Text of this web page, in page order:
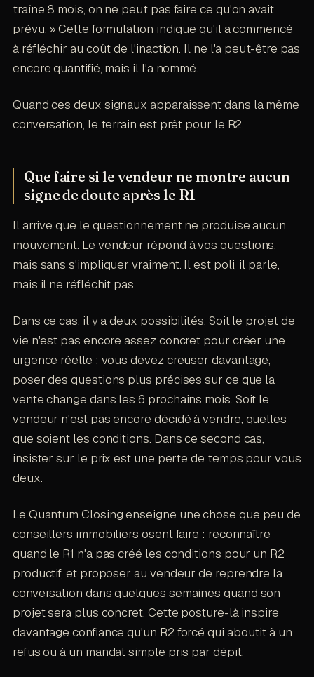
traîne 8 mois, on ne peut pas faire ce qu'on avait
prévu. » Cette formulation indique qu'il a commencé
à réfléchir au coût de l'inaction. Il ne l'a peut-être pas
encore quantifié, mais il l'a nommé.
Quand ces deux signaux apparaissent dans la même
conversation, le terrain est prêt pour le R2.
Que faire si le vendeur ne montre aucun
signe de doute après le R1
Il arrive que le questionnement ne produise aucun
mouvement. Le vendeur répond à vos questions,
mais sans s'impliquer vraiment. Il est poli, il parle,
mais il ne réfléchit pas.
Dans ce cas, il y a deux possibilités. Soit le projet de
vie n'est pas encore assez concret pour créer une
urgence réelle : vous devez creuser davantage,
poser des questions plus précises sur ce que la
vente change dans les 6 prochains mois. Soit le
vendeur n'est pas encore décidé à vendre, quelles
que soient les conditions. Dans ce second cas,
insister sur le prix est une perte de temps pour vous
deux.
Le Quantum Closing enseigne une chose que peu de
conseillers immobiliers osent faire : reconnaître
quand le R1 n'a pas créé les conditions pour un R2
productif, et proposer au vendeur de reprendre la
conversation dans quelques semaines quand son
projet sera plus concret. Cette posture-là inspire
davantage confiance qu'un R2 forcé qui aboutit à un
refus ou à un mandat simple pris par dépit.